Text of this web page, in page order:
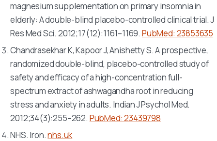
magnesium supplementation on primary insomnia in
elderly: A double-blind placebo-controlled clinical trial.J
Res Med Sci. 2012;17(12):1161–1169. PubMed: 23853635
Chandrasekhar K, Kapoor J, Anishetty S. A prospective,
randomized double-blind, placebo-controlled study of
safety and efficacy of a high-concentration full-
spectrum extract of ashwagandha root in reducing
stress and anxiety in adults. Indian J Psychol Med.
2012;34(3):255–262. PubMed: 23439798
NHS. Iron.nhs.uk